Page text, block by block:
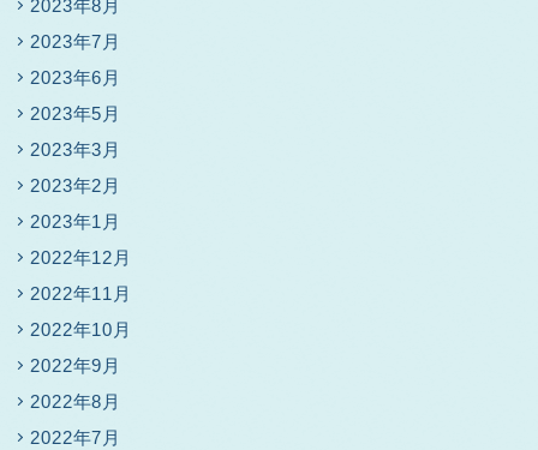
2023年8月
2023年7月
2023年6月
2023年5月
2023年3月
2023年2月
2023年1月
2022年12月
2022年11月
2022年10月
2022年9月
2022年8月
2022年7月